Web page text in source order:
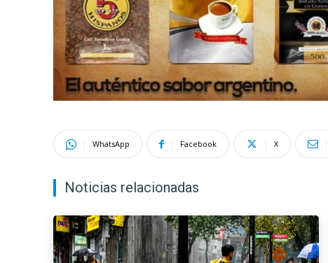
WhatsApp Facebook X
Noticias relacionadas